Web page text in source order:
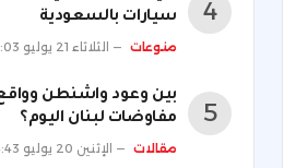
سيارات بالسعودية
منوعات الثلاثاء 21 يوليو 2:03 م
بين وعود واشنطن
مفاوضات لبنان اليوم؟
مقالات الإثنين 20 يوليو 4:43 م